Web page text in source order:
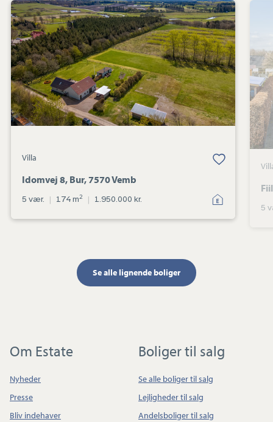
Villa:
Idomvej
8,
Bur,
7570
Vemb
Villa
Idomvej 8, Bur, 7570 Vemb
5 vær. | 174 m2 | 1.950.000 kr.
5
Se alle lignende boliger
Om Estate
Nyheder
Presse
Bliv indehaver
Boliger til salg
Se alle boliger til salg
Lejligheder til salg
Andelsboliger til salg